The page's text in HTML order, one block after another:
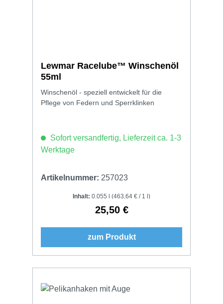
Lewmar Racelube™ Winschenöl
55ml
Winschenöl - speziell entwickelt für die
Pflege von Federn und Sperrklinken
Sofort versandfertig, Lieferzeit ca. 1-3
Werktage
Artikelnummer: 257023
Inhalt: 0.055 l (463,64 € / 1 l)
Regulärer Preis:
25,50 €
zum Produkt